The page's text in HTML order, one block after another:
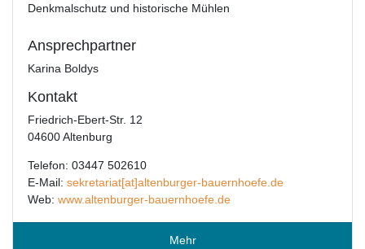
Denkmalschutz und historische Mühlen
Ansprechpartner
Karina Boldys
Kontakt
Friedrich-Ebert-Str. 12
04600 Altenburg
Telefon: 03447 502610
E-Mail: sekretariat[at]altenburger-bauernhoefe.de
Web: www.altenburger-bauernhoefe.de
Mehr